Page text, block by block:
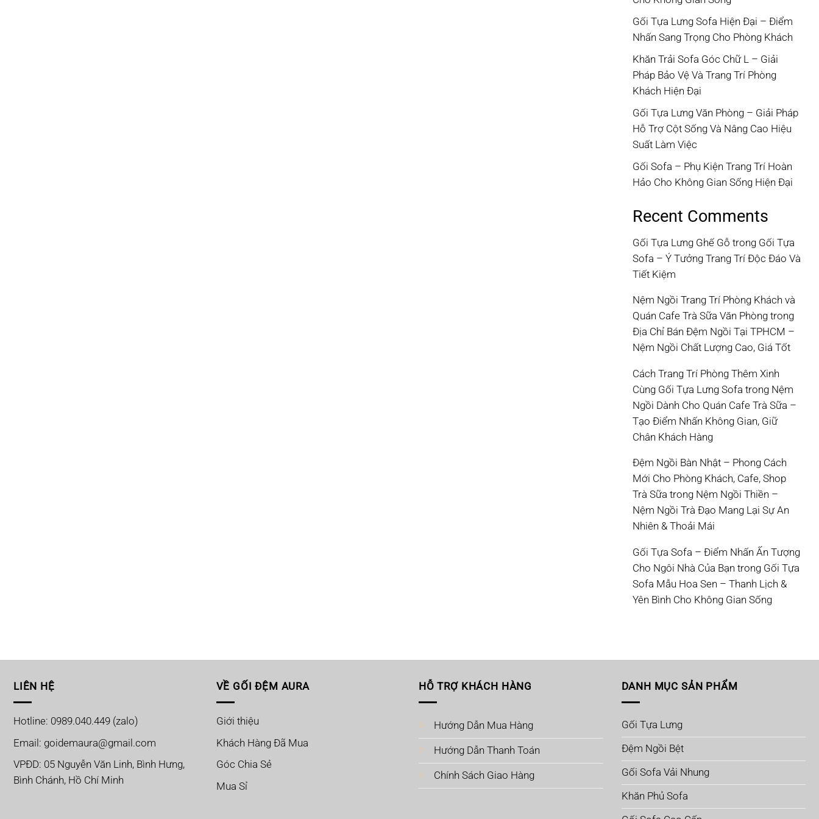
Gối Tựa Lưng Sofa Hiện Đại – Điểm
Nhấn Sang Trọng Cho Phòng Khách
Khăn Trải Sofa Góc Chữ L – Giải
Pháp Bảo Vệ Và Trang Trí Phòng
Khách Hiện Đại
Gối Tựa Lưng Văn Phòng – Giải Pháp
Hỗ Trợ Cột Sống Và Nâng Cao Hiệu
Suất Làm Việc
Gối Sofa – Phụ Kiện Trang Trí Hoàn
Hảo Cho Không Gian Sống Hiện Đại
Recent Comments
Gối Tựa Lưng Ghế Gỗ trong Gối Tựa
Sofa – Ý Tưởng Trang Trí Độc Đáo Và
Tiết Kiệm
Nệm Ngồi Trang Trí Phòng Khách và
Quán Cafe Trà Sữa Văn Phòng trong
Địa Chỉ Bán Đệm Ngồi Tại TPHCM –
Nệm Ngồi Chất Lượng Cao, Giá Tốt
Cách Trang Trí Phòng Thêm Xinh
Cùng Gối Tựa Lưng Sofa trong Nệm
Ngồi Dành Cho Quán Cafe Trà Sữa –
Tạo Điểm Nhấn Không Gian, Giữ
Chân Khách Hàng
Đệm Ngồi Bàn Nhật – Phong Cách
Mới Cho Phòng Khách, Cafe, Shop
Trà Sữa trong Nệm Ngồi Thiền –
Nệm Ngồi Trà Đạo Mang Lại Sự An
Nhiên & Thoải Mái
Gối Tựa Sofa – Điểm Nhấn Ấn Tượng
Cho Ngôi Nhà Của Bạn trong Gối Tựa
Sofa Mẫu Hoa Sen – Thanh Lịch &
Yên Bình Cho Không Gian Sống
LIÊN HỆ
Hotline: 0989.040.449 (zalo)
Email: goidemaura@gmail.com
VPĐD: 05 Nguyễn Văn Linh, Bình Hưng,
Bình Chánh, Hồ Chí Minh
VỀ GỐI ĐỆM AURA
Giới thiệu
Khách Hàng Đã Mua
Góc Chia Sẻ
Mua Sỉ
HỖ TRỢ KHÁCH HÀNG
Hướng Dẫn Mua Hàng
Hướng Dẫn Thanh Toán
Chính Sách Giao Hàng
DANH MỤC SẢN PHẨM
Gối Tựa Lưng
Đệm Ngồi Bệt
Gối Sofa Vải Nhung
Khăn Phủ Sofa